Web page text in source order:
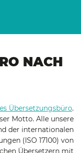
NACH
Übersetzungsbüro.
Motto. Alle unsere
der internationalen
(ISO 17100) von
Übersetzern mit